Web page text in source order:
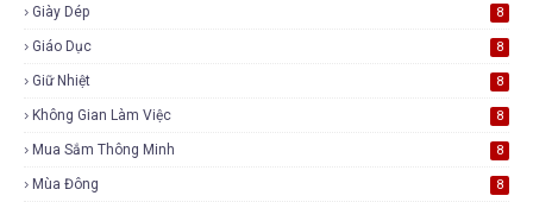
Giày Dép 8
Giáo Dục 8
Giữ Nhiệt 8
Không Gian Làm Việc 8
Mua Sắm Thông Minh 8
Mùa Đông 8